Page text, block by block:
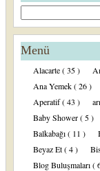
Menü
Alacarte( 35 )
Ana Yemek( 26 )
Aperatif( 43 )
Baby Shower( 5 )
Balkabağı( 11 )
Beyaz Et( 4 )
Blog Buluşmaları(